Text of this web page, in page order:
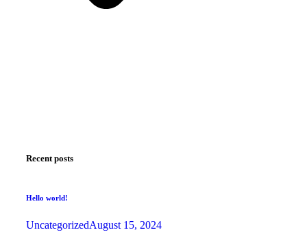
Recent posts
Hello world!
UncategorizedAugust 15, 2024